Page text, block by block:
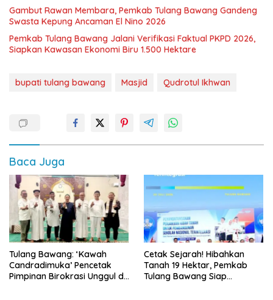
Gambut Rawan Membara, Pemkab Tulang Bawang Gandeng
Swasta Kepung Ancaman El Nino 2026
Pemkab Tulang Bawang Jalani Verifikasi Faktual PKPD 2026,
Siapkan Kawasan Ekonomi Biru 1.500 Hektare
bupati tulang bawang Masjid Qudrotul Ikhwan
Baca Juga
Tulang Bawang: ‘Kawah
Candradimuka’ Pencetak
Pimpinan Birokrasi Unggul di
Cetak Sejarah! Hibahkan
Tanah 19 Hektar, Pemkab
Tulang Bawang Siap